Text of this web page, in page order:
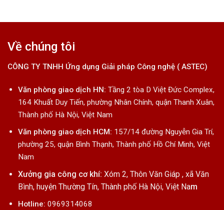
Về chúng tôi
CÔNG TY TNHH Ứng dụng Giải pháp Công nghệ ( ASTEC)
Văn phòng giao dịch HN: Tầng 2 tòa D Việt Đức Complex,
164 Khuất Duy Tiến, phường Nhân Chính, quận Thanh Xuân,
Thành phố Hà Nội, Việt Nam
Văn phòng giao dịch HCM: 157/14 đường Nguyễn Gia Trí,
phường 25, quận Bình Thạnh, Thành phố Hồ Chí Minh, Việt
Nam
Xưởng gia công cơ khí: Xóm 2, Thôn Văn Giáp , xã Văn
Bình, huyện Thường Tín, Thành phố Hà Nội, Việt Nam
Hotline: 0969314068